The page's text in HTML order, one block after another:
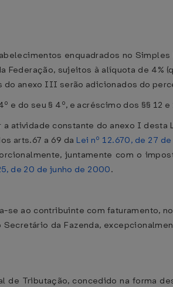
enquadrados no
Federação, sujeitos à alíquota de 4%
do anexo III serão adicionados do
e do seu § 4º, e acréscimo dos §§ 12 e
atividade constante do anexo I
arts.67 a 69 da Lei nº 12.670, de 27
juntamente com o
de 20 de junho de 2000.
se ao contribuinte com faturamento,
da Fazenda,
de Tributação, concedido na forma